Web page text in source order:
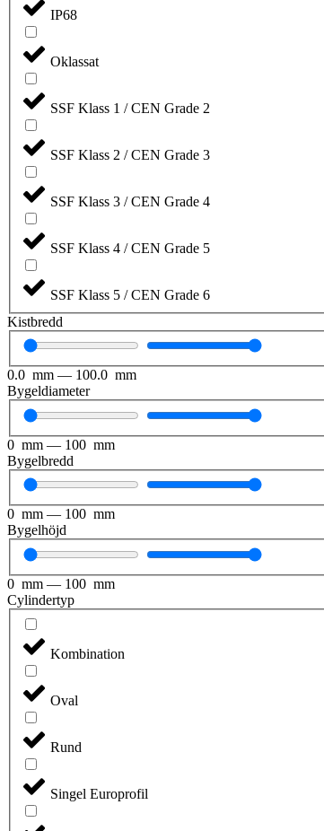
IP68
Oklassat
SSF Klass 1 / CEN Grade 2
SSF Klass 2 / CEN Grade 3
SSF Klass 3 / CEN Grade 4
SSF Klass 4 / CEN Grade 5
SSF Klass 5 / CEN Grade 6
Kistbredd
0.0 mm — 100.0 mm
Bygeldiameter
0 mm — 100 mm
Bygelbredd
0 mm — 100 mm
Bygelhöjd
0 mm — 100 mm
Cylindertyp
Kombination
Oval
Rund
Singel Europrofil